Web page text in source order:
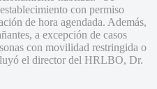
con permiso
de hora agendada. Además,
a excepción de casos
con movilidad restringida o
el director del HRLBO, Dr.